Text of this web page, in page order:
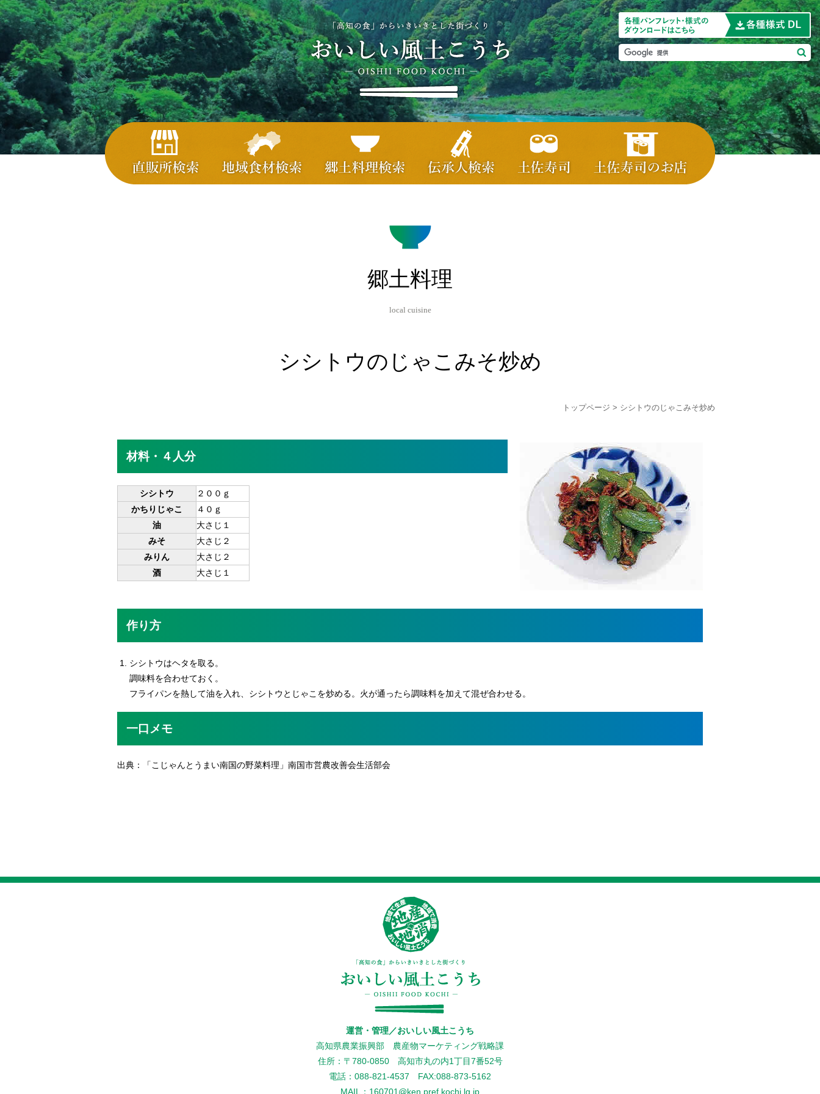
郷土料理
local cuisine
シシトウのじゃこみそ炒め
トップページ > シシトウのじゃこみそ炒め
材料・４人分
シシトウ
２００ｇ
かちりじゃこ
４０ｇ
油
大さじ１
みそ
大さじ２
みりん
大さじ２
酒
大さじ１
作り方
シシトウはヘタを取る。
調味料を合わせておく。
フライパンを熱して油を入れ、シシトウとじゃこを炒める。火が通ったら調味料を加えて混ぜ合わせる。
一口メモ
出典：「こじゃんとうまい南国の野菜料理」南国市営農改善会生活部会
運営・管理／おいしい風土こうち
高知県農業振興部 農産物マーケティング戦略課
住所：〒780-0850 高知市丸の内1丁目7番52号
電話：088-821-4537 FAX:088-873-5162
MAIL：160701@ken.pref.kochi.lg.jp